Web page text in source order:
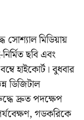
সোশ্যাল মিডিয়ায়
ছবি এবং
হাইকোর্ট। বুধবার
ডিজিটাল
দ্রুত পদক্ষেপ
গডকরিকে